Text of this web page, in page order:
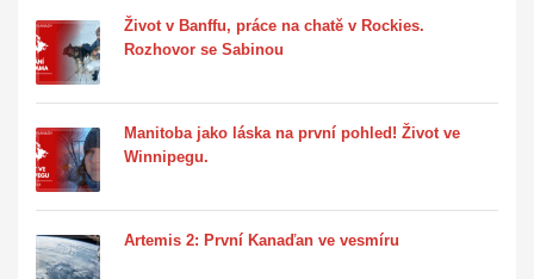
Život v Banffu, práce na chatě v Rockies.
Rozhovor se Sabinou
Manitoba jako láska na první pohled! Život ve
Winnipegu.
Artemis 2: První Kanaďan ve vesmíru